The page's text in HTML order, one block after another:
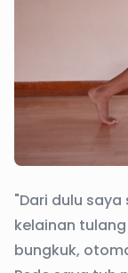
"Dari dulu
kelainan
bungkuk,